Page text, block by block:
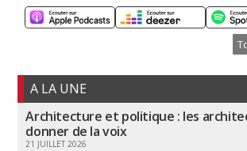
A LA UNE
Architecture et politique : les
donner de la voix
21 JUILLET 2026